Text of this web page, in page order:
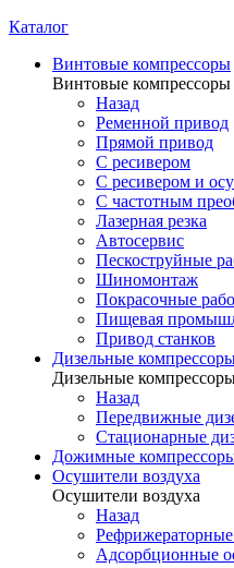
Каталог
Винтовые компрессоры
Винтовые компрессоры
Назад
Ременной привод
Прямой привод
С ресивером
С ресивером и
С частотным
Лазерная резка
Автосервис
Пескоструйные
Шиномонтаж
Покрасочные
Пищевая
Привод станков
Дизельные
Дизельные
Назад
Передвижные
Стационарные
Дожимные
Осушители воздуха
Осушители воздуха
Назад
Адсорбционные